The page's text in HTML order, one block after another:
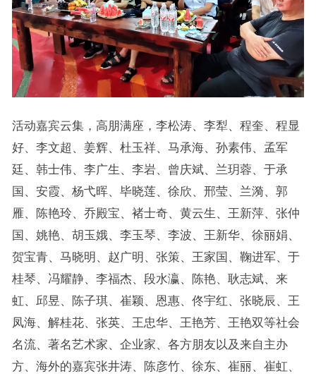
活动嘉宾云集，高朋满座，李松涛、李犁、程奎、程显
好、李文超、姜辉、杜玉祥、马承海、孙素伟、孟军
廷、韩士伟、李广生、李岩、曾庆斌、兰玥蓉、于承
国、安霞、杨弋晖、毕晓莲、徐欣、邢莹、兰漪、郭
雁、陈艳玲、乔殿宝、褚士奇、黄云生、王新萍、张仲
国、姚艳、胡玉娥、李玉琴、李波、王新华、徐丽娟、
贺宝青、马晓明、赵广明、张策、王家国、鞠进军、于
桂琴、冯耀静、李福杰、段水瀛、陈艳、耿志斌、来
虹、邱昱、陈子琪、崔颖、恩惠、佟宇红、张晓辰、王
凤海、解桂花、张英、王忠华、王艳芳、王艳双等社会
名流、著名艺术家、企业家、各方朋友以及来自主办
方、海外的嘉宾张井涛、陈彦竹、徐东、崔丽、崔虹、